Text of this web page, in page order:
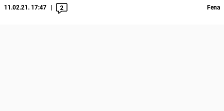
11.02.21. 17:47 2 Fena